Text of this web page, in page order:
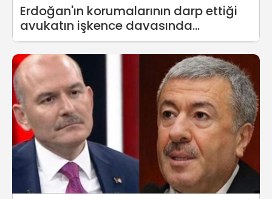
Erdoğan'ın korumalarının darp ettiği
avukatın işkence davasında
takipsizlik kararı verildi